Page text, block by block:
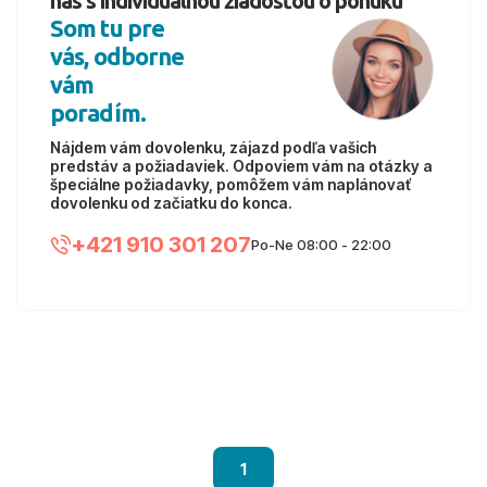
hľadáte výhodný spôsob, ako si zabezpečiť Turecko na
leto 2026 za lepšiu cenu, táto akcia je ideálna práve pre
Som tu pre
vás, odborne
vám
poradím.
Nájdem vám dovolenku, zájazd podľa vašich
predstáv a požiadaviek. Odpoviem vám na otázky a
špeciálne požiadavky, pomôžem vám naplánovať
dovolenku od začiatku do konca.
+421 910 301 207Po-Ne 08:00 - 22:00
1